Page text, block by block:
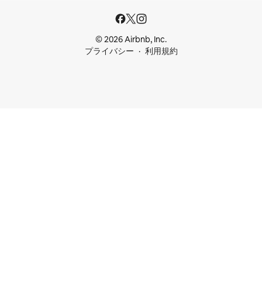
© 2026 Airbnb, Inc.
プライバシー
利用規約